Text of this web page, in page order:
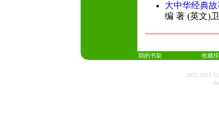
大中华经典
编 著 (英文)
我的书架 收藏
2002-2013